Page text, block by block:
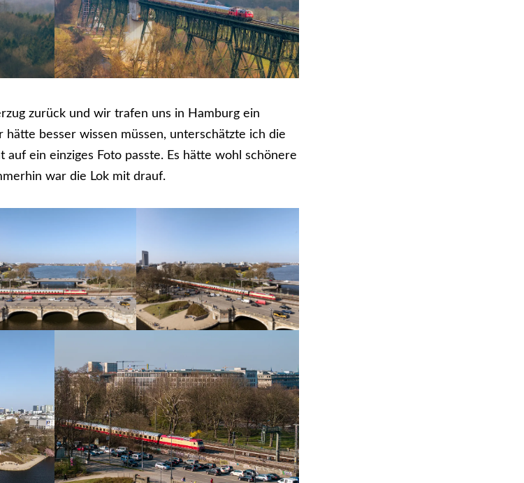
zurück und wir trafen uns in Hamburg ein
besser wissen müssen, unterschätzte ich die
auf ein einziges Foto passte. Es hätte wohl schönere
war die Lok mit drauf.